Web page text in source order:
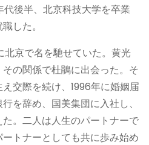
後半、北京科技大学を卒業
した。
京で名を馳せていた。黄光
の関係で杜鵑に出会った。そ
交際を続け、1996年に婚姻届
を辞め、国美集団に入社し、
。二人は人生のパートナーで
トナーとしても共に歩み始め